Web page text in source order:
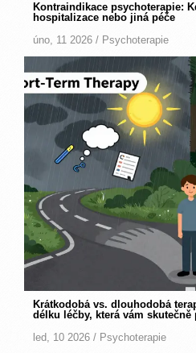
Kontraindikace psychoterapie:
hospitalizace nebo jiná péče
úno, 11 2026 / Psychoterapie
Krátkodobá vs. dlouhodobá
délku léčby, která vám skutečně
led, 10 2026 / Psychoterapie